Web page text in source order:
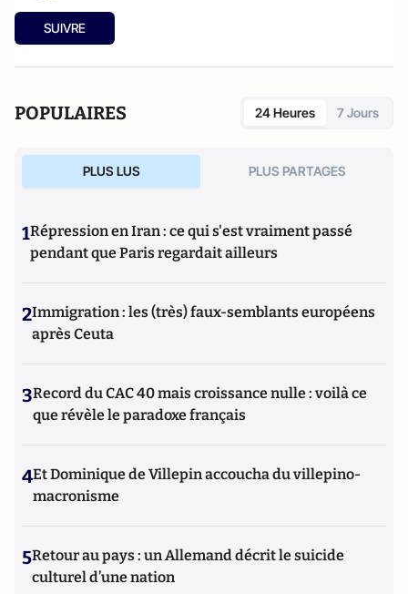
SUIVRE
POPULAIRES 24 Heures 7 Jours
PLUS LUS PLUS PARTAGES
1Répression en Iran : ce qui s'est vraiment passé
pendant que Paris regardait ailleurs
2Immigration : les (très) faux-semblants européens
après Ceuta
3Record du CAC 40 mais croissance nulle : voilà ce
que révèle le paradoxe français
4Et Dominique de Villepin accoucha du villepino-
macronisme
5Retour au pays : un Allemand décrit le suicide
culturel d’une nation